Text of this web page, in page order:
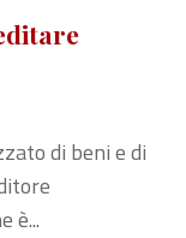
di beni e di
è...